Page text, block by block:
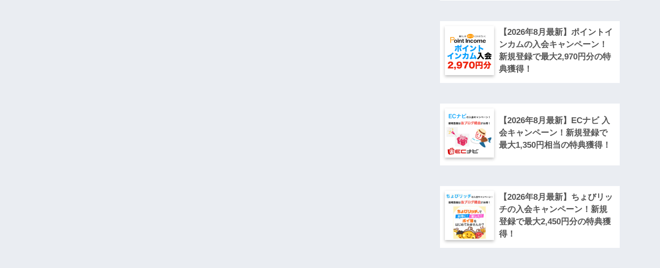
【2026年8月最新】ポイントイ
ンカムの入会キャンペーン！
新規登録で最大2,970円分の特
典獲得！
【2026年8月最新】ECナビ 入
会キャンペーン！新規登録で
最大1,350円相当の特典獲得！
【2026年8月最新】ちょびリッ
チの入会キャンペーン！新規
登録で最大2,450円分の特典獲
得！